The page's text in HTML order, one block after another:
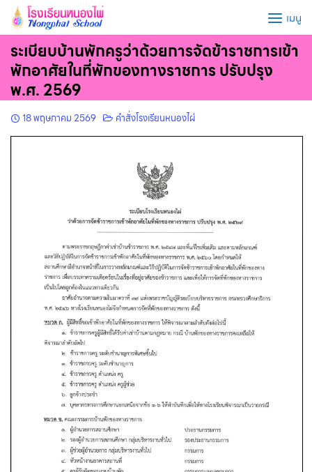
Skip
content
เมนู
ระเบียบบ้านพักครูว่าด้วยการจัดข้าราชการเข้า
พักอาศัยในที่พักของทางราชการ ปรับปรุง
พ.ศ. 2569
18 พฤษภาคม 2569 คำสั่งโรงเรียนหนองไผ่